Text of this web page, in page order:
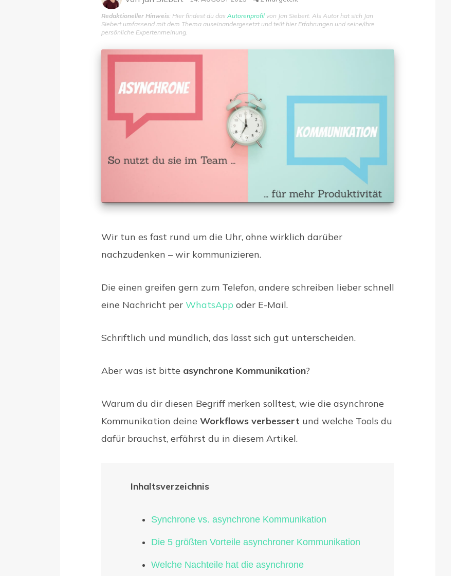
Redaktioneller Hinweis: Hier findest du das Autorenprofil von Jan Siebert. Als Autor hat sich Jan
Siebert umfassend mit dem Thema auseinandergesetzt und teilt hier Erfahrungen und seine/ihre
persönliche Expertenmeinung.
Wir tun es fast rund um die Uhr, ohne wirklich darüber
nachzudenken – wir kommunizieren.
Die einen greifen gern zum Telefon, andere schreiben lieber schnell
eine Nachricht per WhatsApp oder E-Mail.
Schriftlich und mündlich, das lässt sich gut unterscheiden.
Aber was ist bitte asynchrone Kommunikation?
Warum du dir diesen Begriff merken solltest, wie die asynchrone
Kommunikation deine Workflows verbessert und welche Tools du
dafür brauchst, erfährst du in diesem Artikel.
Inhaltsverzeichnis
Synchrone vs. asynchrone Kommunikation
Die 5 größten Vorteile asynchroner Kommunikation
Welche Nachteile hat die asynchrone